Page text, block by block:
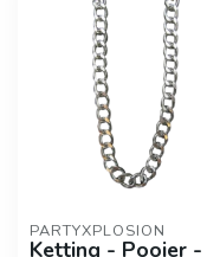
PARTYXPLOSION
Ketting - Pooier -